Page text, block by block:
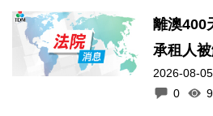
離澳400
承租人
2026-08-
0